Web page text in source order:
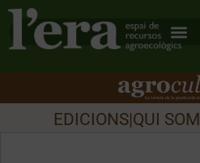
EDICIONS|QUI SOM